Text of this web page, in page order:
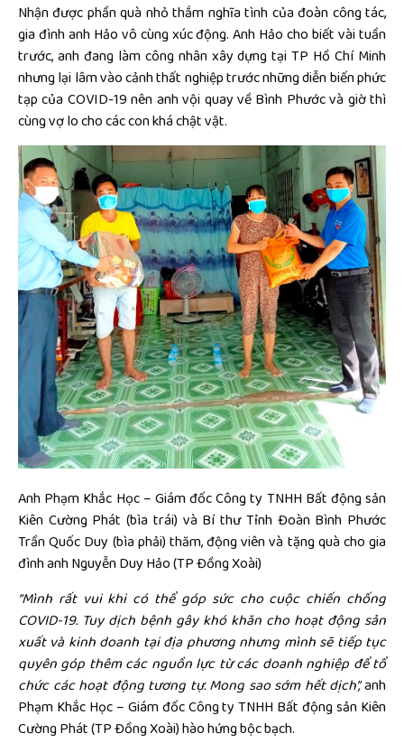
Nhận được phần quà nhỏ thắm nghĩa tình của đoàn công tác,
gia đình anh Hảo vô cùng xúc động. Anh Hảo cho biết vài tuần
trước, anh đang làm công nhân xây dựng tại TP Hồ Chí Minh
nhưng lại lâm vào cảnh thất nghiệp trước những diễn biến phức
tạp của COVID-19 nên anh vội quay về Bình Phước và giờ thì
cùng vợ lo cho các con khá chật vật.
Anh Phạm Khắc Học – Giám đốc Công ty TNHH Bất động sản
Kiên Cường Phát (bìa trái) và Bí thư Tỉnh Đoàn Bình Phước
Trần Quốc Duy (bìa phải) thăm, động viên và tặng quà cho gia
đình anh Nguyễn Duy Hảo (TP Đồng Xoài)
“Mình rất vui khi có thể góp sức cho cuộc chiến chống
COVID-19. Tuy dịch bệnh gây khó khăn cho hoạt động sản
xuất và kinh doanh tại địa phương nhưng mình sẽ tiếp tục
quyên góp thêm các nguồn lực từ các doanh nghiệp để tổ
chức các hoạt động tương tự. Mong sao sớm hết dịch”,anh
Phạm Khắc Học – Giám đốc Công ty TNHH Bất động sản Kiên
Cường Phát (TP Đồng Xoài) hào hứng bộc bạch.